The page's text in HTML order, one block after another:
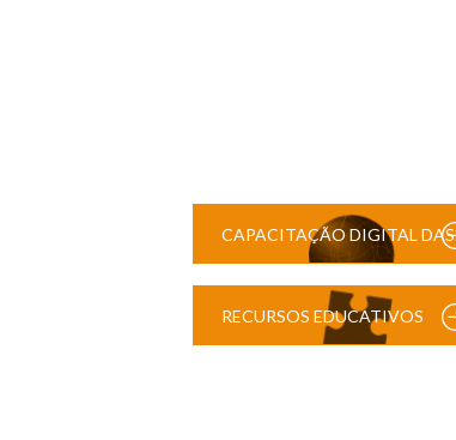
CAPACITAÇÃO DIGITAL DAS
RECURSOS EDUCATIVOS